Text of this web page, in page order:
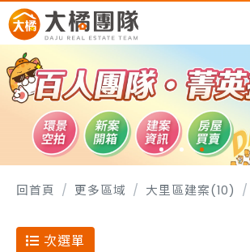
回首頁 更多區域 大里區建案(10)
次選單